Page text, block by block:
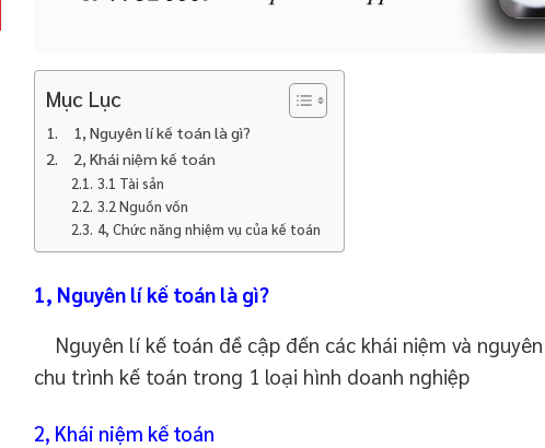
Mục Lục
1, Nguyên lí kế toán là gì?
2, Khái niệm kế toán
3.1 Tài sản
3.2 Nguồn vốn
4, Chức năng nhiệm vụ của kế toán
1, Nguyên lí kế toán là gì?
Nguyên lí kế toán đề cập đến các khái niệm và
chu trình kế toán trong 1 loại hình doanh nghiệp
2, Khái niệm kế toán